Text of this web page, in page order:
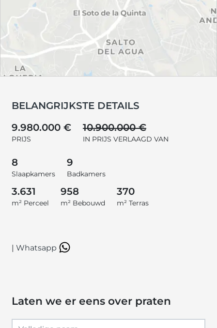
BELANGRIJKSTE DETAILS
9.980.000 €
PRIJS
10.900.000 €
IN PRIJS VERLAAGD VAN
8
Slaapkamers
9
Badkamers
3.631
m² Perceel
958
m² Bebouwd
370
m² Terras
| Whatsapp
Laten we er eens over praten